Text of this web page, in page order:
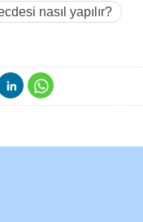
nasıl yapılır?